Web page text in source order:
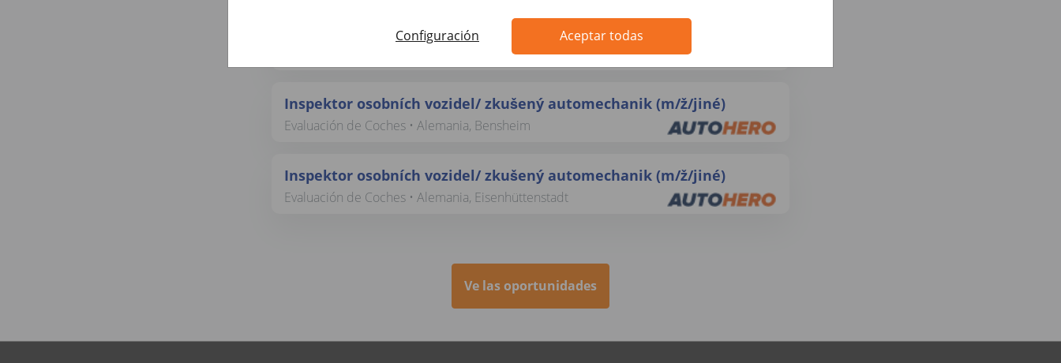
Configuración Aceptar todas
Inspektor osobních vozidel / zkušený automechanik (m/ž/jiné)
Evaluación de Coches • Alemania, Lüdenscheid
Inspektor osobních vozidel/ zkušený automechanik (m/ž/jiné)
Evaluación de Coches • Alemania, Bensheim
Inspektor osobních vozidel/ zkušený automechanik (m/ž/jiné)
Evaluación de Coches • Alemania, Eisenhüttenstadt
Ve las oportunidades